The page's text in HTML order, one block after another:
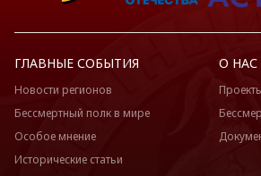
ГЛАВНЫЕ СОБЫТИЯ
Новости регионов
Бессмертный полк в мире
Особое мнение
Исторические статьи
О НАС